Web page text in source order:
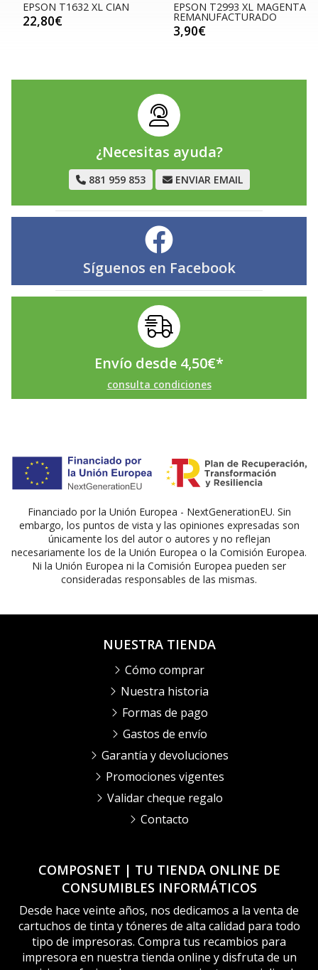
EPSON T1632 XL CIAN
22,80€
EPSON T2993 XL MAGENTA
REMANUFACTURADO
3,90€
¿Necesitas ayuda?
881 959 853 ENVIAR EMAIL
Síguenos en Facebook
Envío desde 4,50€*
consulta condiciones
Financiado por la Unión Europea - NextGenerationEU. Sin
embargo, los puntos de vista y las opiniones expresadas son
únicamente los del autor o autores y no reflejan
necesariamente los de la Unión Europea o la Comisión Europea.
Ni la Unión Europea ni la Comisión Europea pueden ser
consideradas responsables de las mismas.
COMPOSNET | TU TIENDA ONLINE DE
CONSUMIBLES INFORMÁTICOS
Desde hace veinte años, nos dedicamos a la venta de
cartuchos de tinta y tóneres de alta calidad para todo
tipo de impresoras. Compra tus recambios para
impresora en nuestra tienda online y disfruta de un
NUESTRA TIENDA
Cómo comprar
Nuestra historia
Formas de pago
Gastos de envío
Garantía y devoluciones
Promociones vigentes
Validar cheque regalo
Contacto